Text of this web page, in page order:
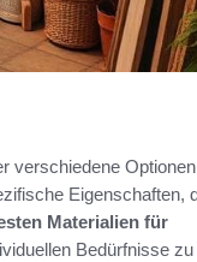
verschiedene
Eigenschaften,
Materialien für
Bedürfnisse zu